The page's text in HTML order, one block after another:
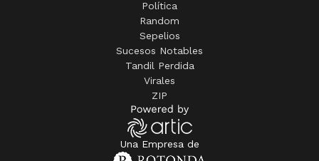
Política
Random
Sepelios
Sucesos Notables
Tandil Perdida
Virales
ZIP
Una Empresa de